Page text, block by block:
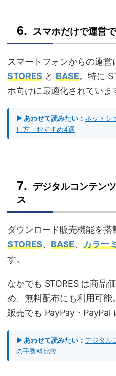
スマホだけで運営
スマートフォンからの運
STORES と BASE。特に
ホ向けに最適化されていま
▶ あわせて読みたい： ネットシ
し方・おすすめ4選
デジタルコンテン
ス
ダウンロード販売機能を搭
STORES、 BASE、 カラー
す。
なかでも STORES は商品
め、無料配布にも利用可
販売でも PayPay・PayPal
▶ あわせて読みたい： デジタル
の手数料比較